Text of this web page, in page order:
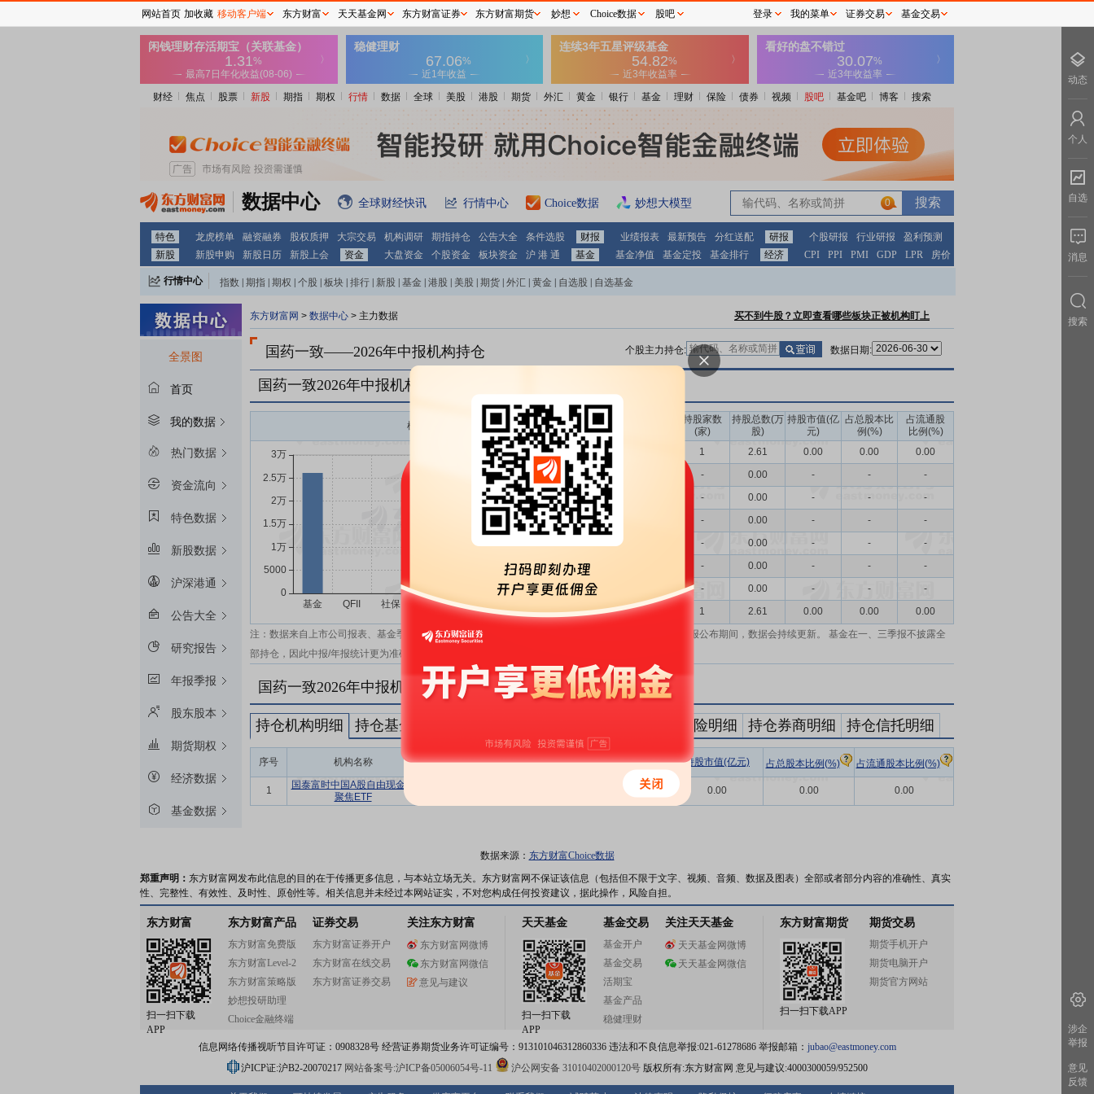
财经 焦点 股票 新股 期指 期权 行情 数据 全球 美股 港股 期货 外汇 黄金 银行 基金 理财 保险 债券 视频 股吧 基金吧 博客 搜索
数据中心 全球财经快讯 行情中心 Choice数据 妙想大模型 0
特色 龙虎榜单 融资融券 股权质押 大宗交易 机构调研 期指持仓 公告大全 条件选股 财报 业绩报表 最新预告 分红送配 研报 个股研报 行业研报
盈利预测
新股
新股申购 新股日历 新股上会 资金 大盘资金 个股资金 板块资金 沪 港 通 基金 基金净值 基金定投 基金排行 经济 CPI PPI PMI GDP LPR 房价
行情中心 指数 期指 期权 个股 板块 排行 新股 基金 港股 美股 期货 外汇 黄金 自选股 自选基金
全景图
首页
我的数据
热门数据
资金流向
特色数据
新股数据
沪深港通
公告大全
研究报告
年报季报
股东股本
期货期权
经济数据
基金数据
东方财富网 > 数据中心 > 主力数据 买不到牛股？立即查看哪些板块正被机构盯上
国药一致——2026年中报机构持仓 个股主力持仓: 数据日期:
国药一致2026年中报机构持仓一览
机构持股(万)
持股家数
(家)
持股总数(万
股)
持股市值(亿
元)
占总股本比
例(%)
占流通股
比例(%)
1 2.61 0.00 0.00
0.00
- 0.00 - -
-
- 0.00 - -
-
- 0.00 - -
-
- 0.00 - -
-
- 0.00 - -
-
- 0.00 - -
-
机构汇总
1 2.61 0.00 0.00
0.00
注：数据来自上市公司报表、基金季报、半年报和基金年报；在上市公司报表、基金季报、半年报和年报公布期间，数据会持续更新。 基金在一、三季报不披露全
部持仓，因此中报/年报统计更为准确。
国药一致2026年中报机构持仓明细
持仓机构明细 持仓基金明细 持仓保险明细 持仓券商明细 持仓信托明细
序号 机构名称 相关链接 机构属性 持股总数(万股) 持股市值(亿元) 占总股本比例(%) 占流通股本比例(%)
1
国泰富时中国A股自由现金流
聚焦ETF
2.61 0.00 0.00 0.00
数据来源： 东方财富Choice数据
郑重声明： 东方财富网发布此信息的目的在于传播更多信息，与本站立场无关。东方财富网不保证该信息（包括但不限于文字、视频、音频、数据及图表）全部或者部分内容的准确性、真实
性、完整性、有效性、及时性、原创性等。相关信息并未经过本网站证实，不对您构成任何投资建议，据此操作，风险自担。
东方财富
扫一扫下载
APP
东方财富产品
东方财富免费版
东方财富Level-2
东方财富策略版
妙想投研助理
Choice金融终端
证券交易
东方财富证券开户
东方财富在线交易
东方财富证券交易
关注东方财富
东方财富网微博
东方财富网微信
意见与建议
天天基金
扫一扫下载
APP
基金交易
基金开户
基金交易
活期宝
基金产品
稳健理财
关注天天基金
天天基金网微博
天天基金网微信
东方财富期货
扫一扫下载APP
期货交易
期货手机开户
期货电脑开户
期货官方网站
信息网络传播视听节目许可证：0908328号 经营证券期货业务许可证编号：913101046312860336 违法和不良信息举报:021-61278686 举报邮箱： jubao@eastmoney.com
沪ICP证:沪B2-20070217 网站备案号:沪ICP备05006054号-11 沪公网安备 31010402000120号版权所有:东方财富网 意见与建议:4000300059/952500
网站首页 加收藏 移动客户端 东方财富 天天基金网 东方财富证券 东方财富期货 妙想 Choice数据 股吧 登录 我的菜单 证券交易 基金交易
动态
个人
自选
消息
搜索
涉企
举报
意见
反馈